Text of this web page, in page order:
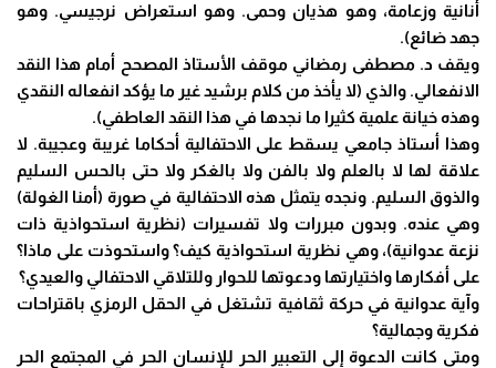
أنانية وزعامة، وهو هذيان وحمى. وهو استعراض نرجيسي. وهو
جهد ضائع).
ويقف د. مصطفى رمضاني موقف الأستاذ المصحح أمام هذا النقد
الانفعالي. والذي (لا يأخذ من كلام برشيد غير ما يؤكد انفعاله النقدي
وهذه خيانة علمية كثيرا ما نجدها في هذا النقد العاطفي).
وهذا أستاذ جامعي يسقط على الاحتفالية أحكاما غريبة وعجيبة. لا
علاقة لها لا بالعلم ولا بالفن ولا بالغكر ولا حتى بالحس السليم
والذوق السليم. ونجده يتمثل هذه الاحتفالية في صورة (أمنا الغولة)
وهي عنده. وبدون مبررات ولا تفسيرات (نظرية استحواذية ذات
نزعة عدوانية)، وهي نظرية استحواذية كيف؟ واستحوذت على ماذا؟
على أفكارها واختيارتها ودعوتها للحوار وللتلاقي الاحتفالي والعيدي؟
وآية عدوانية في حركة ثقافية تشتغل في الحقل الرمزي باقتراحات
فكرية وجمالية؟
ومتى كانت الدعوة إلى التعبير الحر للإنسان الحر في المجتمع الحر